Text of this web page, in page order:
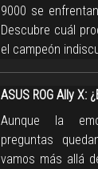
9000 se
Descubre cuál
el campeón
ASUS ROG Ally X:
Aunque la
preguntas
vamos más allá